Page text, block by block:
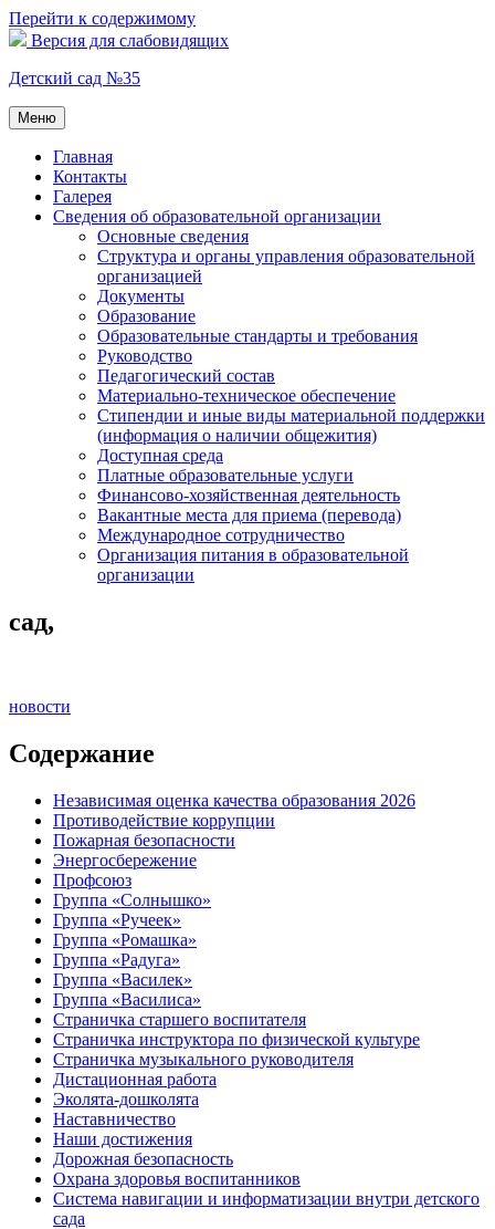
Перейти к содержимому
Версия для слабовидящих
Детский сад №35
Меню
Главная
Контакты
Галерея
Сведения об образовательной организации
Основные сведения
Структура и органы управления образовательной
организацией
Документы
Образование
Образовательные стандарты и требования
Руководство
Педагогический состав
Материально-техническое обеспечение
Стипендии и иные виды материальной поддержки
(информация о наличии общежития)
Доступная среда
Платные образовательные услуги
Финансово-хозяйственная деятельность
Вакантные места для приема (перевода)
Международное сотрудничество
Организация питания в образовательной
организации
сад,
новости
Содержание
Независимая оценка качества образования 2026
Противодействие коррупции
Пожарная безопасности
Энергосбережение
Профсоюз
Группа «Солнышко»
Группа «Ручеек»
Группа «Ромашка»
Группа «Радуга»
Группа «Василек»
Группа «Василиса»
Страничка старшего воспитателя
Страничка инструктора по физической культуре
Страничка музыкального руководителя
Дистационная работа
Эколята-дошколята
Наставничество
Наши достижения
Дорожная безопасность
Охрана здоровья воспитанников
Система навигации и информатизации внутри детского
сада